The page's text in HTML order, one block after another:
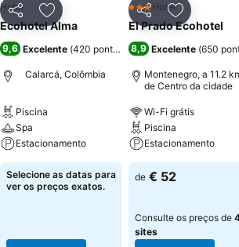
PartilharAdicionar aos favoritos
Hotel
Ecohotel Alma
9,6 Excelente (420 pontuações)
Calarcá, Colômbia
Piscina
Spa
Estacionamento
Selecione as datas para
ver os preços exatos.
PartilharAdicionar
3 Estrelas
Hotel
El Prado Ecohotel
8,9 Excelente (650
Montenegro, a 11.2
de Centro da cidade
Wi-Fi grátis
Piscina
Estacionamento
de € 52
Consulte os preços de
sites